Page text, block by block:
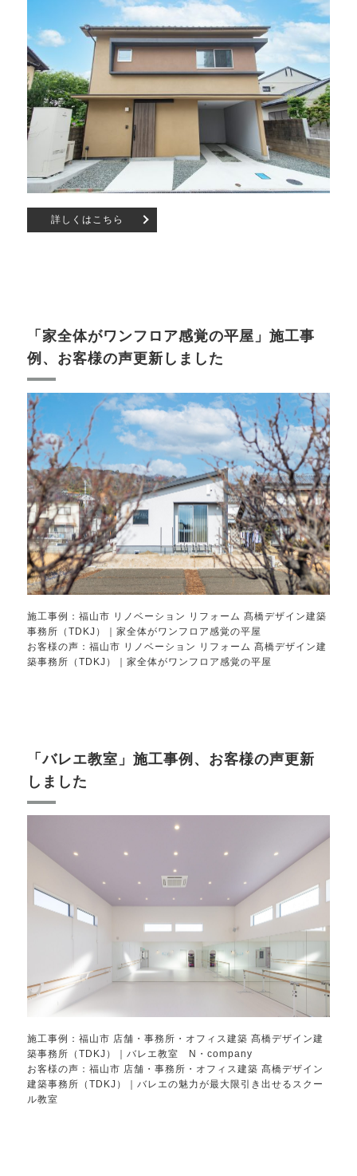
詳しくはこちら
「家全体がワンフロア感覚の平屋」施工事
例、お客様の声更新しました
施工事例：福山市 リノベーション リフォーム 髙橋デザイン建築
事務所（TDKJ）｜家全体がワンフロア感覚の平屋
お客様の声：福山市 リノベーション リフォーム 髙橋デザイン建
築事務所（TDKJ）｜家全体がワンフロア感覚の平屋
「バレエ教室」施工事例、お客様の声更新
しました
施工事例：福山市 店舗・事務所・オフィス建築 髙橋デザイン建
築事務所（TDKJ）｜バレエ教室 N・company
お客様の声：福山市 店舗・事務所・オフィス建築 髙橋デザイン
建築事務所（TDKJ）｜バレエの魅力が最大限引き出せるスクー
ル教室